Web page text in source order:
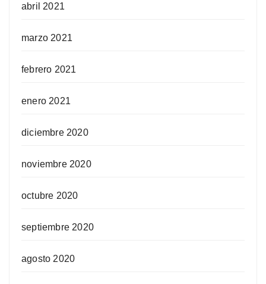
abril 2021
marzo 2021
febrero 2021
enero 2021
diciembre 2020
noviembre 2020
octubre 2020
septiembre 2020
agosto 2020